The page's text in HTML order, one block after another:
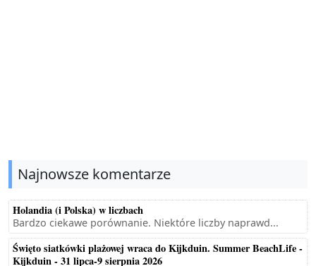
Najnowsze komentarze
Holandia (i Polska) w liczbach
Bardzo ciekawe porównanie. Niektóre liczby naprawd...
Święto siatkówki plażowej wraca do Kijkduin. Summer BeachLife -
Kijkduin - 31 lipca-9 sierpnia 2026